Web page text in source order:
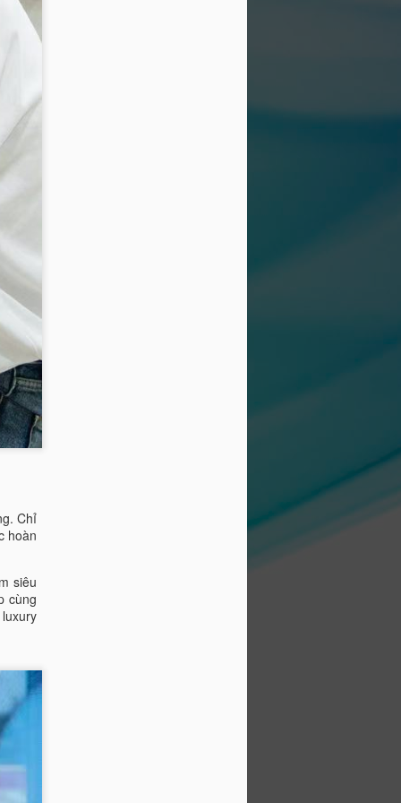
Chỉ
hoàn
siêu
cùng
8
Sau một thời gian vắng bóng trước
truyền thông, Quyn Si bất ngờ trở
bước ra từ những trang tạp chí
khoe vẻ đẹp chín muồi của một
người phụ nữ thành công.